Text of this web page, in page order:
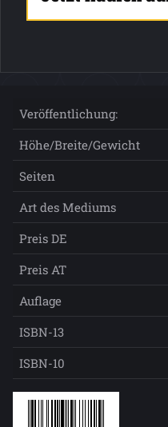
Veröffentlichung:
Höhe/Breite/Gewicht
Seiten
Art des Mediums
Preis DE
Preis AT
Auflage
ISBN-13
ISBN-10